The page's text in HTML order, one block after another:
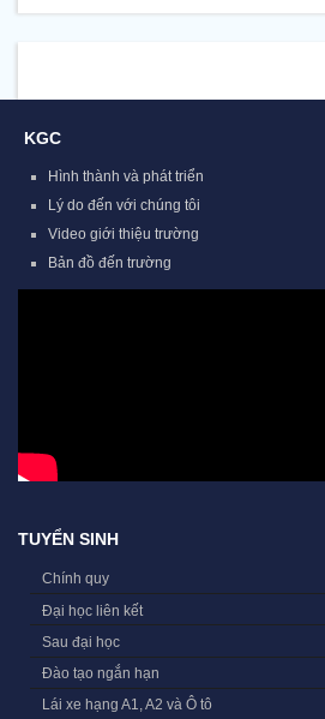
KGC
Hình thành và phát triển
Lý do đến với chúng tôi
Video giới thiệu trường
Bản đồ đến trường
TUYỂN SINH
Chính quy
Đại học liên kết
Sau đại học
Đào tạo ngắn hạn
Lái xe hạng A1, A2 và Ô tô